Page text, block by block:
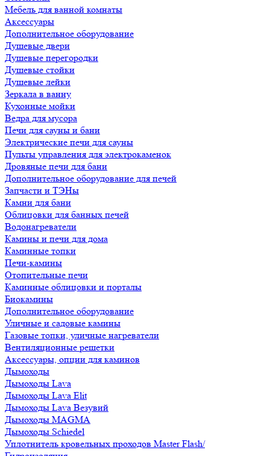
Мебель для ванной комнаты
Аксессуары
Дополнительное оборудование
Душевые двери
Душевые перегородки
Душевые стойки
Душевые лейки
Зеркала в ванну
Кухонные мойки
Ведра для мусора
Печи для сауны и бани
Электрические печи для сауны
Пульты управления для электрокаменок
Дровяные печи для бани
Дополнительное оборудование для печей
Запчасти и ТЭНы
Камни для бани
Облицовки для банных печей
Водонагреватели
Камины и печи для дома
Каминные топки
Печи-камины
Отопительные печи
Каминные облицовки и порталы
Биокамины
Дополнительное оборудование
Уличные и садовые камины
Газовые топки, уличные нагреватели
Вентиляционные решетки
Аксессуары, опции для каминов
Дымоходы
Дымоходы Lava
Дымоходы Lava Elit
Дымоходы Lava Везувий
Дымоходы MAGMA
Дымоходы Schiedel
Уплотнитель кровельных проходов Master Flash/